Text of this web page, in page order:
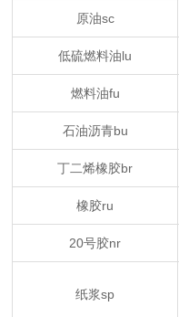
原油sc
低硫燃料油lu
燃料油fu
石油沥青bu
丁二烯橡胶br
橡胶ru
20号胶nr
纸浆sp